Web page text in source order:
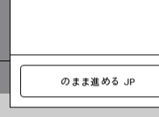
のまま進める JP